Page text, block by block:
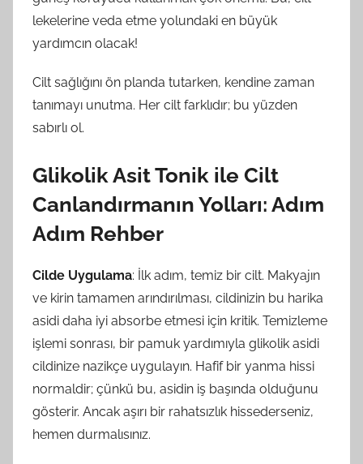
lekelerine veda etme yolundaki en büyük
yardımcın olacak!
Cilt sağlığını ön planda tutarken, kendine zaman
tanımayı unutma. Her cilt farklıdır; bu yüzden
sabırlı ol.
Glikolik Asit Tonik ile Cilt
Canlandırmanın Yolları: Adım
Adım Rehber
Cilde Uygulama: İlk adım, temiz bir cilt. Makyajın
ve kirin tamamen arındırılması, cildinizin bu harika
asidi daha iyi absorbe etmesi için kritik. Temizleme
işlemi sonrası, bir pamuk yardımıyla glikolik asidi
cildinize nazikçe uygulayın. Hafif bir yanma hissi
normaldir; çünkü bu, asidin iş başında olduğunu
gösterir. Ancak aşırı bir rahatsızlık hissederseniz,
hemen durmalısınız.